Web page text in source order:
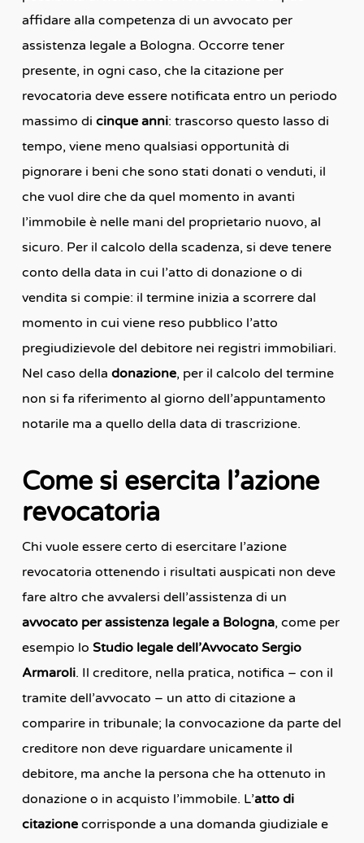
affidare alla competenza di un avvocato per
assistenza legale a Bologna. Occorre tener
presente, in ogni caso, che la citazione per
revocatoria deve essere notificata entro un periodo
massimo di cinque anni: trascorso questo lasso di
tempo, viene meno qualsiasi opportunità di
pignorare i beni che sono stati donati o venduti, il
che vuol dire che da quel momento in avanti
l’immobile è nelle mani del proprietario nuovo, al
sicuro. Per il calcolo della scadenza, si deve tenere
conto della data in cui l’atto di donazione o di
vendita si compie: il termine inizia a scorrere dal
momento in cui viene reso pubblico l’atto
pregiudizievole del debitore nei registri immobiliari.
Nel caso della donazione, per il calcolo del termine
non si fa riferimento al giorno dell’appuntamento
notarile ma a quello della data di trascrizione.
Come si esercita l’azione
revocatoria
Chi vuole essere certo di esercitare l’azione
revocatoria ottenendo i risultati auspicati non deve
fare altro che avvalersi dell’assistenza di un
avvocato per assistenza legale a Bologna, come per
esempio lo Studio legale dell’Avvocato Sergio
Armaroli. Il creditore, nella pratica, notifica – con il
tramite dell’avvocato – un atto di citazione a
comparire in tribunale; la convocazione da parte del
creditore non deve riguardare unicamente il
debitore, ma anche la persona che ha ottenuto in
donazione o in acquisto l’immobile. L’atto di
citazionecorrisponde a una domanda giudiziale e